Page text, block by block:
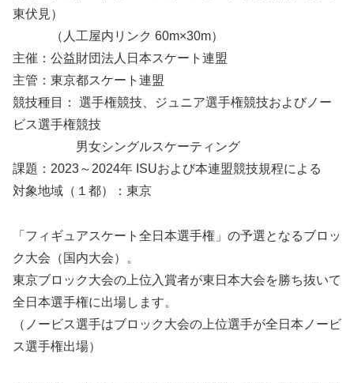
東伏見）
（人工屋内リンク 60m×30m）
主催：公益財団法人日本スケート連盟
主管：東京都スケート連盟
競技種目： 選手権競技、ジュニア選手権競技およびノー
ビス選手権競技
男女シングルスケーティング
課題：2023～2024年 ISUおよび本連盟競技規程による
対象地域（１都）：東京
「フィギュアスケート全日本選手権」の予選となるブロッ
ク大会（国内大会）。
東京ブロック大会の上位入賞者が東日本大会を勝ち抜いて
全日本選手権に出場します。
（ノービス選手はブロック大会の上位選手が全日本ノービ
ス選手権出場）